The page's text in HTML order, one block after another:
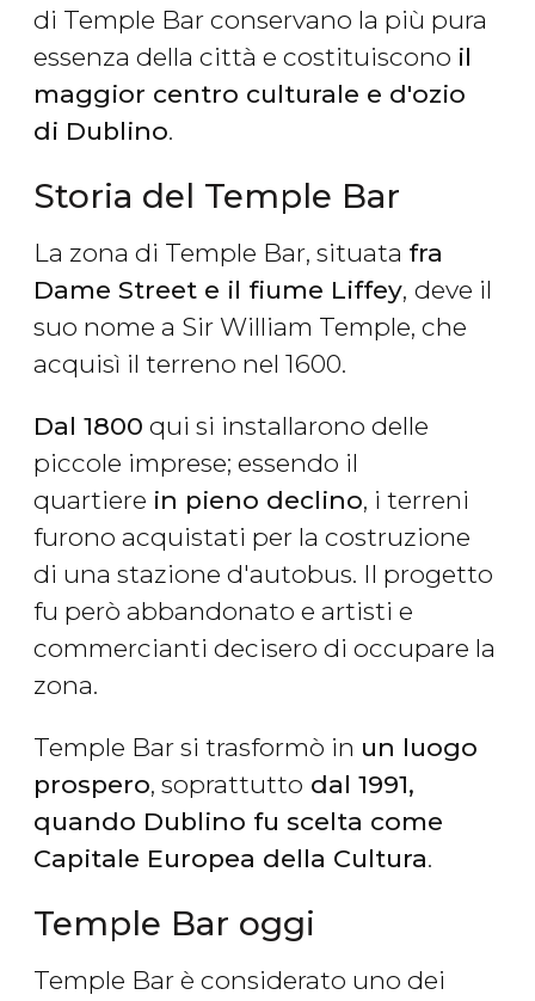
di Temple Bar conservano la più pura
essenza della città e costituiscono il
maggior centro culturale e d'ozio
di Dublino.
Storia del Temple Bar
La zona di Temple Bar, situata fra
Dame Street e il fiume Liffey, deve il
suo nome a Sir William Temple, che
acquisì il terreno nel 1600.
Dal 1800 qui si installarono delle
piccole imprese; essendo il
quartiere in pieno declino, i terreni
furono acquistati per la costruzione
di una stazione d'autobus. Il progetto
fu però abbandonato e artisti e
commercianti decisero di occupare la
zona.
Temple Bar si trasformò in un luogo
prospero, soprattutto dal 1991,
quando Dublino fu scelta come
Capitale Europea della Cultura.
Temple Bar oggi
Temple Bar è considerato uno dei